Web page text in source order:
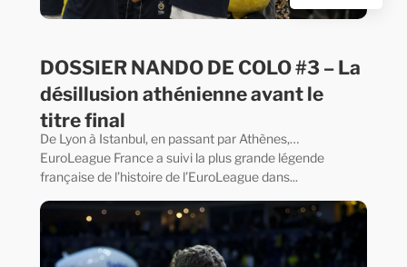
DOSSIER NANDO DE COLO #3 – La
désillusion athénienne avant le
titre final
De Lyon à Istanbul, en passant par Athènes,…
EuroLeague France a suivi la plus grande légende
française de l’histoire de l’EuroLeague dans...